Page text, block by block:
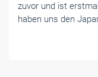
zuvor und ist
haben uns den